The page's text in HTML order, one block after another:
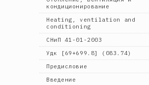
кондиционирование
Heating, ventilation and
conditioning
СНиП 41-01-2003
Удк [69+699.8] (083.74)
Предисловие
Введение